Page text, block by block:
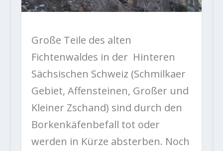
Große Teile des alten
Fichtenwaldes in der Hinteren
Sächsischen Schweiz (Schmilkaer
Gebiet, Affensteinen, Großer und
Kleiner Zschand) sind durch den
Borkenkäfenbefall tot oder
werden in Kürze absterben. Noch